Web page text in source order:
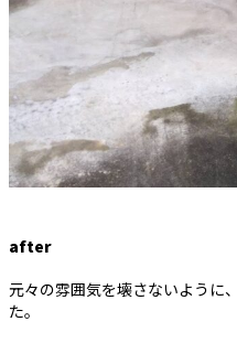
after
元々の雰囲気を壊さないように
た。